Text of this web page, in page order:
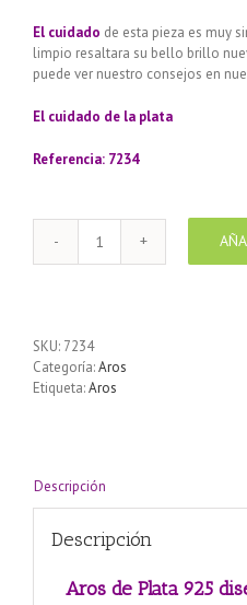
El cuidado de esta pieza es muy
limpio resaltara su bello brillo
puede ver nuestro consejos en
El cuidado de la plata
Referencia: 7234
Aros
de
dobles
de
SKU: 7234
Categoría:Aros
Etiqueta:Aros
Descripción
Descripción
Aros de Plata 925